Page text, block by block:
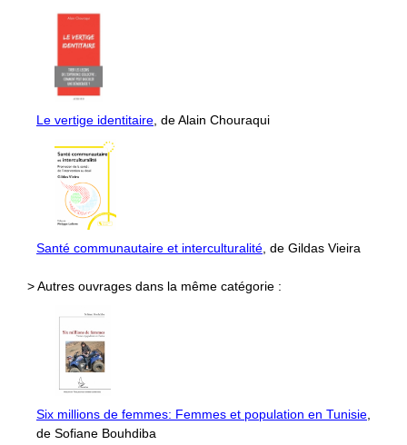
Le vertige identitaire , de Alain Chouraqui
Santé communautaire et interculturalité , de Gildas Vieira
> Autres ouvrages dans la même catégorie :
Six millions de femmes: Femmes et population en Tunisie
de Sofiane Bouhdiba